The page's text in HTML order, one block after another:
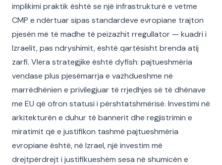
implikimi praktik është se një infrastrukturë e vetme
CMP e ndërtuar sipas standardeve evropiane trajton
pjesën më të madhe të peizazhit rregullator — kuadri i
Izraelit, pas ndryshimit, është qartësisht brenda atij
zarfi. Vlera strategjike është dyfish: pajtueshmëria
vendase plus pjesëmarrja e vazhdueshme në
marrëdhënien e privilegjuar të rrjedhjes së të dhënave
me EU që ofron statusi i përshtatshmërisë. Investimi në
arkitekturën e duhur të bannerit dhe regjistrimin e
miratimit që e justifikon tashmë pajtueshmëria
evropiane është, në Izrael, një investim më
drejtpërdrejt i justifikueshëm sesa në shumicën e